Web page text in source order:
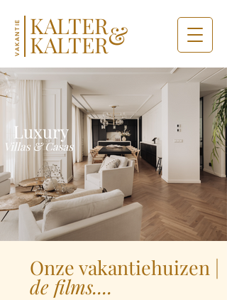
KALTER
KALTER
VAKANTIE &
Onze vakantiehuizen |
de films....